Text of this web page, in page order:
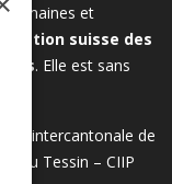
humaines et
suisse des
. Elle est sans
intercantonale de
du Tessin – CIIP